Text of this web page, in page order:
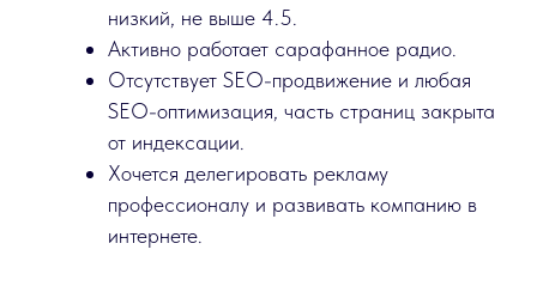
низкий, не выше 4.5.
Активно работает сарафанное радио.
Отсутствует SEO-продвижение и любая
SEO-оптимизация, часть страниц закрыта
от индексации.
Хочется делегировать рекламу
профессионалу и развивать компанию в
интернете.